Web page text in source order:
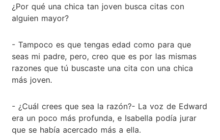
¿Por qué una chica tan joven busca citas con
alguien mayor?
- Tampoco es que tengas edad como para que
seas mi padre, pero, creo que es por las mismas
razones que tú buscaste una cita con una chica
más joven.
- ¿Cuál crees que sea la razón?- La voz de Edward
era un poco más profunda, e Isabella podía jurar
que se había acercado más a ella.